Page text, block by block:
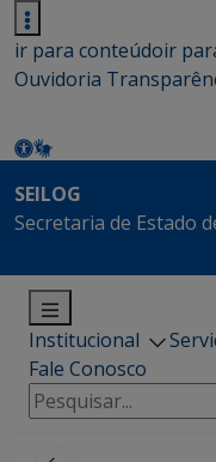
ir para conteúdoir
Ouvidoria
SEILOG
Secretaria de Estado
Institucional
Fale Conosco
Pesquisar
por: